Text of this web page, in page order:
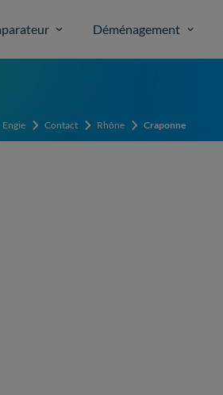
Déménagement
Engie Contact Rhône Craponne